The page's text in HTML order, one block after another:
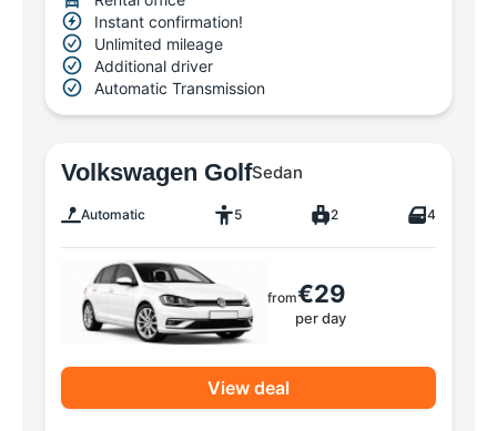
Instant confirmation!
Unlimited mileage
Additional driver
Automatic Transmission
Volkswagen GolfSedan
Automatic 5 2 4
from€29
per day
View deal